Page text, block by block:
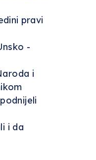
pravi
-
i
i da